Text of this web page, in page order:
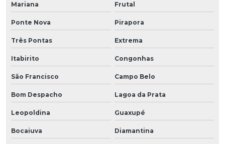
Mariana Frutal
Ponte Nova Pirapora
Três Pontas Extrema
Itabirito Congonhas
São Francisco Campo Belo
Bom Despacho Lagoa da Prata
Leopoldina Guaxupé
Bocaiuva Diamantina